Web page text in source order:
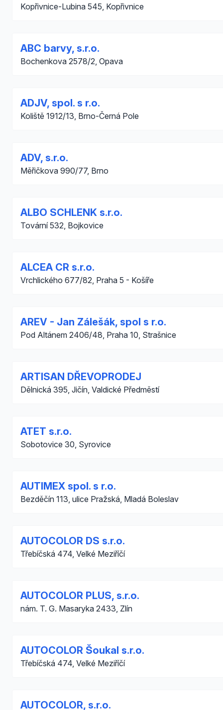
Kopřivnice-Lubina 545, Kopřivnice
ABC barvy, s.r.o.
Bochenkova 2578/2, Opava
ADJV, spol. s r.o.
Koliště 1912/13, Brno-Černá Pole
ADV, s.r.o.
Měřičkova 990/77, Brno
ALBO SCHLENK s.r.o.
Tovární 532, Bojkovice
ALCEA CR s.r.o.
Vrchlického 677/82, Praha 5 - Košíře
AREV - Jan Zálešák, spol s r.o.
Pod Altánem 2406/48, Praha 10, Strašnice
ARTISAN DŘEVOPRODEJ
Dělnická 395, Jičín, Valdické Předměstí
ATET s.r.o.
Sobotovice 30, Syrovice
AUTIMEX spol. s r.o.
Bezděčín 113, ulice Pražská, Mladá Boleslav
AUTOCOLOR DS s.r.o.
Třebíčská 474, Velké Meziříčí
AUTOCOLOR PLUS, s.r.o.
nám. T. G. Masaryka 2433, Zlín
AUTOCOLOR Šoukal s.r.o.
Třebíčská 474, Velké Meziříčí
AUTOCOLOR, s.r.o.